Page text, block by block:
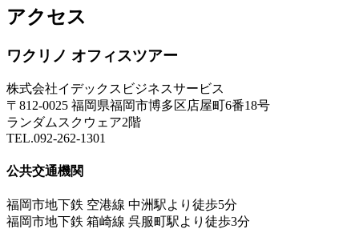
アクセス
ワクリノ オフィスツアー
株式会社イデックスビジネスサービス
〒812-0025 福岡県福岡市博多区店屋町6番18号
ランダムスクウェア2階
TEL.092-262-1301
公共交通機関
福岡市地下鉄 空港線 中洲駅より徒歩5分
福岡市地下鉄 箱崎線 呉服町駅より徒歩3分